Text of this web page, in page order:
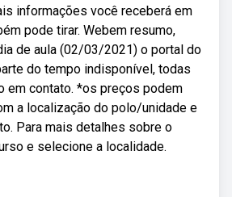
informações você receberá em
pode tirar. Webem resumo,
de aula (02/03/2021) o portal do
do tempo indisponível, todas
em contato. *os preços podem
a localização do polo/unidade e
Para mais detalhes sobre o
e selecione a localidade.